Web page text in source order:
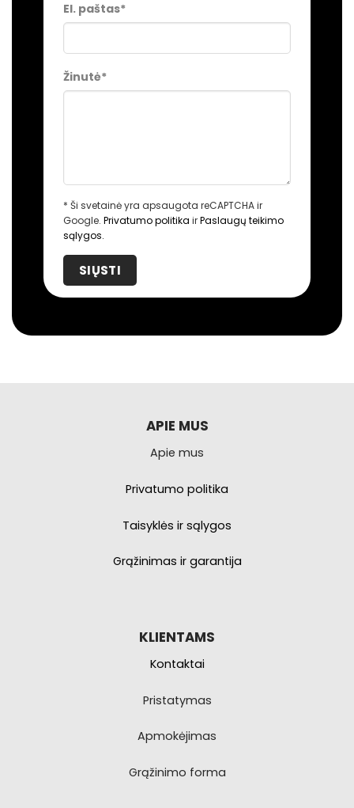
El. paštas*
Žinutė*
* Ši svetainė yra apsaugota reCAPTCHA ir
Google. Privatumo politika irPaslaugų teikimo
sąlygos.
APIE MUS
Apie mus
Privatumo politika
Taisyklės ir sąlygos
Grąžinimas ir garantija
KLIENTAMS
Kontaktai
Pristatymas
Apmokėjimas
Grąžinimo forma